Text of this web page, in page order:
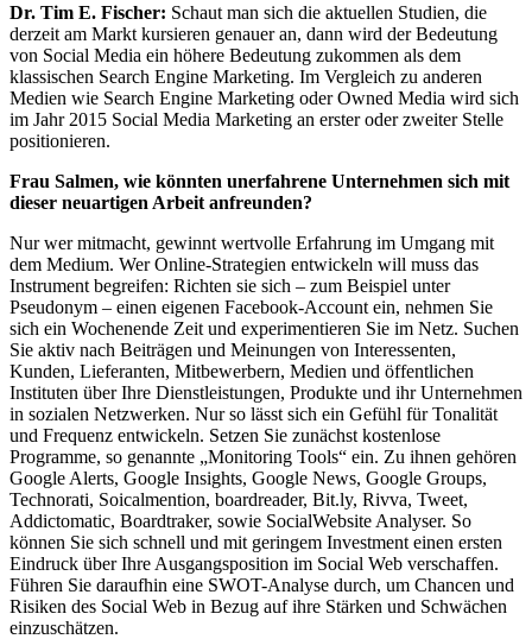
Dr. Tim E. Fischer: Schaut man sich die aktuellen Studien, die
derzeit am Markt kursieren genauer an, dann wird der Bedeutung
von Social Media ein höhere Bedeutung zukommen als dem
klassischen Search Engine Marketing. Im Vergleich zu anderen
Medien wie Search Engine Marketing oder Owned Media wird sich
im Jahr 2015 Social Media Marketing an erster oder zweiter Stelle
positionieren.
Frau Salmen, wie könnten unerfahrene Unternehmen sich mit
dieser neuartigen Arbeit anfreunden?
Nur wer mitmacht, gewinnt wertvolle Erfahrung im Umgang mit
dem Medium. Wer Online-Strategien entwickeln will muss das
Instrument begreifen: Richten sie sich – zum Beispiel unter
Pseudonym – einen eigenen Facebook-Account ein, nehmen Sie
sich ein Wochenende Zeit und experimentieren Sie im Netz. Suchen
Sie aktiv nach Beiträgen und Meinungen von Interessenten,
Kunden, Lieferanten, Mitbewerbern, Medien und öffentlichen
Instituten über Ihre Dienstleistungen, Produkte und ihr Unternehmen
in sozialen Netzwerken. Nur so lässt sich ein Gefühl für Tonalität
und Frequenz entwickeln. Setzen Sie zunächst kostenlose
Programme, so genannte „Monitoring Tools“ ein. Zu ihnen gehören
Google Alerts, Google Insights, Google News, Google Groups,
Technorati, Soicalmention, boardreader, Bit.ly, Rivva, Tweet,
Addictomatic, Boardtraker, sowie SocialWebsite Analyser. So
können Sie sich schnell und mit geringem Investment einen ersten
Eindruck über Ihre Ausgangsposition im Social Web verschaffen.
Führen Sie daraufhin eine SWOT-Analyse durch, um Chancen und
Risiken des Social Web in Bezug auf ihre Stärken und Schwächen
einzuschätzen.